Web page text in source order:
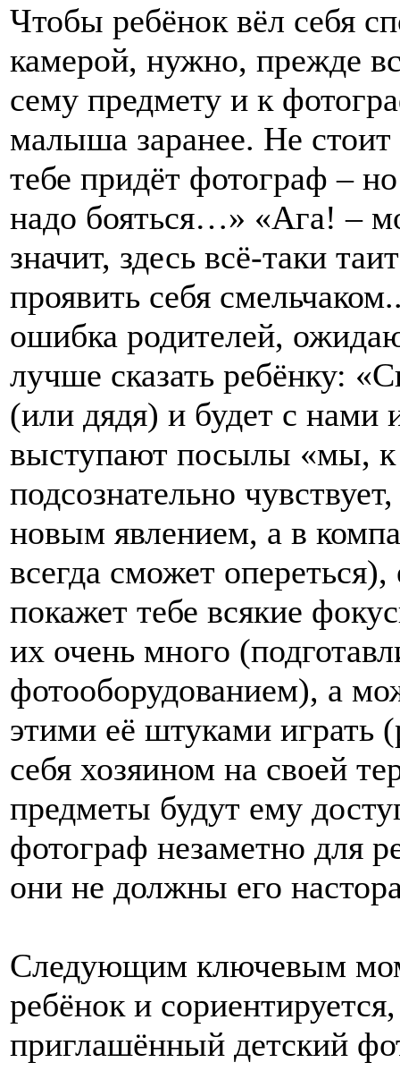
Чтобы ребёнок вёл себя
камерой, нужно, прежде
сему предмету и к
малыша заранее. Не стоит
тебе придёт фотограф –
надо бояться…» «Ага! –
значит, здесь всё-таки
проявить себя
ошибка родителей,
лучше сказать ребёнку:
(или дядя) и будет с нами
выступают посылы «мы, к
подсознательно
новым явлением, а в
всегда сможет
покажет тебе всякие
их очень много
фотооборудованием), а
этими её штуками играть
себя хозяином на своей
предметы будут ему
фотограф незаметно для
они не должны его
Следующим ключевым
ребёнок и
приглашённый детский